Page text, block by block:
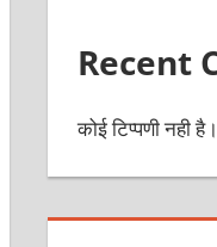
Recent
कोई टिप्पणी नही है।